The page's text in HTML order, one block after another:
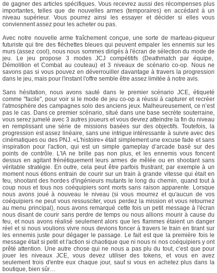
de gagner des articles spécifiques. Vous recevrez aussi des récompenses plus
importantes, telles que de nouvelles armes (temporaires) en accédant à un
niveau supérieur. Vous pourrez ainsi les essayer et décider si elles vous
conviennent assez pour les acheter ou pas.
Avec notre nouvelle arme fraîchement conçue, une sorte de marteau-piqueur
futuriste qui tire des fléchettes bleues qui peuvent empaler les ennemis sur les
murs (assez cool), nous nous sommes dirigés à l'écran de sélection du mode de
jeu. Le jeu propose 3 modes JCJ compétitifs (Deathmatch par équipe,
Démolition et Combat au couteau) et 3 niveaux de scénario co-op. Nous ne
savons pas si vous pouvez en déverrouiller davantage à travers la progression
dans le jeu, mais pour l'instant l'offre semble être assez limitée à notre avis.
Sans hésitation, nous avons sauté dans le premier scénario JCE, étiqueté
comme "facile", pour voir si le mode de jeu co-op a réussi à capturer et recréer
l'atmosphère des campagnes solo des anciens jeux. Malheureusement, ce n’est
pas le cas. Dans ce premier scénario, situé dans une base secrète souterraine,
vous serez jumelé avec 3 autres joueurs et vous devrez atteindre la fin du niveau
en remplissant une série de missions basées sur des objectifs. Toutefois, la
progression est assez linéaire, sans une intrigue intéressante à suivre avec des
cinématiques ou des PNJ. «L'histoire» était simplement une excuse fade et sans
inspiration pour l'action, qui est un simple gameplay d’arcade basé sur des
points de contrôle. L'IA ne brille pas non plus, et les ennemis vous foncent
dessus en agitant frénétiquement leurs armes de mêlée ou en shootant sans
véritable stratégie. En outre, cela peut être parfois frustrant; par exemple à un
moment nous étions entrain de courir sur un train à grande vitesse qui était en
feu, shootant des hordes d'ingénieurs mutants le long du chemin, quand tout à
coup nous et tous nos coéquipiers sont morts sans raison apparente. Lorsque
nous avons joué à nouveau le niveau (si vous mourrez et qu'aucun de vos
coéquipiers ne peut vous ressusciter, vous perdez la mission et vous retournez
au menu principal), nous avons remarqué cette fois un petit message à l'écran
nous disant de courir sans perdre de temps ou nous allions mourir à cause du
feu, et nous avons réalisé seulement alors que les flammes étaient un danger
réel et si nous voulions vivre nous devions foncer à travers le train en tirant sur
les ennemis juste pour dégager le passage. Le fait est que la première fois le
message était si petit et l'action si chaotique que ni nous ni nos coéquipiers y ont
prêté attention. Une autre chose qui ne nous a pas plu du tout, c’est que pour
jouer les niveaux JCE, vous devez utiliser des tokens, et vous en avez
seulement trois d'entre eux chaque jour, sauf si vous en achetez plus dans la
boutique, bien sûr…